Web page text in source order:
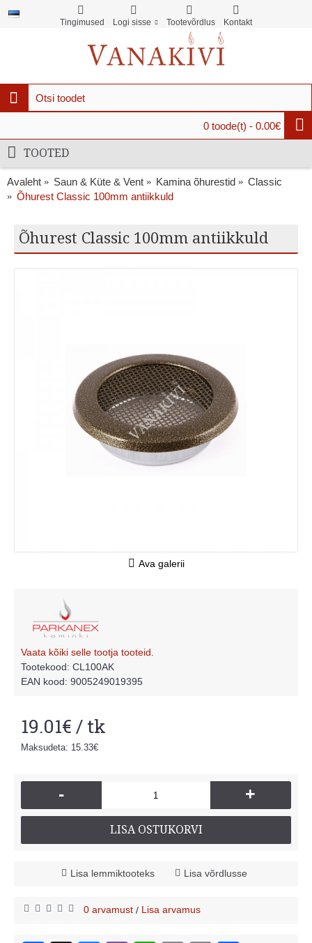
Tingimused Logi sisse Tootevõrdlus Kontakt
0 toode(t) - 0.00€
TOOTED
Avaleht Saun & Küte & Vent Kamina õhurestid
Classic
Õhurest Classic 100mm antiikkuld
Õhurest Classic 100mm antiikkuld
Ava galerii
Vaata kõiki selle tootja tooteid.
Tootekood: CL100AK
EAN kood: 9005249019395
19.01€ / tk
Maksudeta: 15.33€
- +
LISA OSTUKORVI
Lisa lemmiktooteks Lisa võrdlusse
0 arvamust / Lisa arvamus